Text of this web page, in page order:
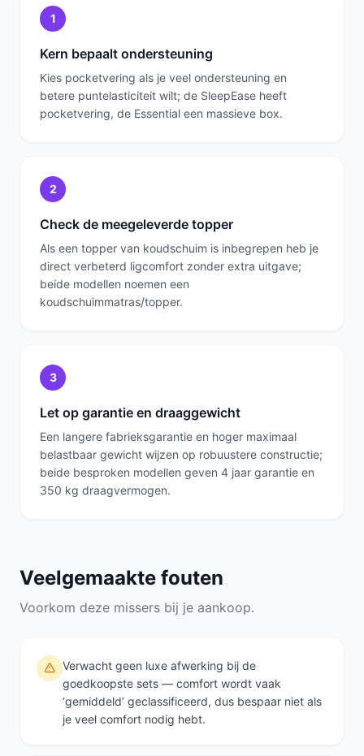
1
Kern bepaalt ondersteuning
Kies pocketvering als je veel ondersteuning en
betere puntelasticiteit wilt; de SleepEase heeft
pocketvering, de Essential een massieve box.
2
Check de meegeleverde topper
Als een topper van koudschuim is inbegrepen heb je
direct verbeterd ligcomfort zonder extra uitgave;
beide modellen noemen een
koudschuimmatras/topper.
3
Let op garantie en draaggewicht
Een langere fabrieksgarantie en hoger maximaal
belastbaar gewicht wijzen op robuustere constructie;
beide besproken modellen geven 4 jaar garantie en
350 kg draagvermogen.
Veelgemaakte fouten
Voorkom deze missers bij je aankoop.
Verwacht geen luxe afwerking bij de
goedkoopste sets — comfort wordt vaak
‘gemiddeld’ geclassificeerd, dus bespaar niet als
je veel comfort nodig hebt.